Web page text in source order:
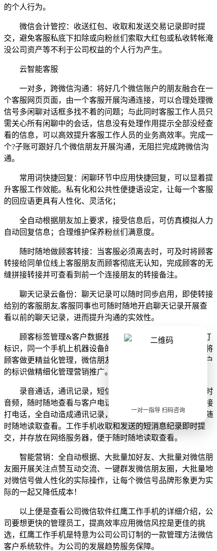
一对一指导 扫码咨询
的个人行为。
微信会计管控：收送红包、收取和发送交易记录即时提
交，避免客服私底下扣除或向粉丝们索取大红包或私收转帐淹
没公司资产等不利于公司权益的个人行为产生。
云智能客服
一对多，跨微信沟通：将好几个微信账户的朋友融合在一
个客服网页页面，由一个客服开展沟通连接，可以合理处理微
信号多闲聊对话框多找不着的问题；与此同时客服工作人员只
需关心所有闲聊中的会话，信息没有处理作用提示全部没经查
看的信息，可以高效提升客服工作人员的业务高效率。完成一
个?子账可跟好几个微信朋友开展沟通，无阻拦完成跨微信沟
通。
常用词快捷回复：闲聊环节中应用快捷回复，可以显着提
升客服工作效能。私有化和公共性便捷语设定，让每一个客服
的回应语更具有人性化、灵活化；
全自动根据朋友加上要求，接受信息后，可仿真模拟人力
自动回复信息；合理维护保养粉丝们满意度。
随时随地做顾客转接：当客服必须离去时，可及时将顾客
转接给同单位线上客服朋友而顾客彻底无认知，完成顾客的无
缝拼接转接并可查看到前一个连接朋友的转接备注。
聊天记录云备份：聊天记录可以随时同歩启用，即使转接
给别的客服朋友,客服同事也可随时随地开启聊天记录开展查
看以前的聊天记录，进而提升沟通的实效性。
顾客标签管理&客户数据搜集：可以同时在客服端开展打
标识，同一个手机上机器设备的标识还可以随时随地启用，将
顾客做更精益化管理，微信朋友圈消息推送时还可以按照用户
的标识做精细化管理营销推广。
录音通话，通讯记录，短信备份：一切语音通话都将即时
音频，随时随地查看与客户电话沟通的品质。根据工作手机接
打电话，全自动造成通讯记录，并存放在网络服务器，便于随
时随地读取查看。工作手机收取和发送的短消息纪录即时提
交，并存放在网络服务器，便于随时随地读取查看。
智能营销：全自动根据、大批量加好友、大批量对微信朋
友圈开展关注点赞互动交流、一键群发微信朋友圈，大批量地
对微信号做人性化的实际操作，让每个微信号品牌形象更为实
际的一起又降低成本！
以上便是查看公司微信软件红鹰工作手机的详细介绍，公
司要想更快的管理员工，提高效率应用微信风控是更佳的挑
选，红鹰工作手机是特意为公司公司订制的一款管理方法微信
客户系统软件。为公司的发展趋势服务保障。